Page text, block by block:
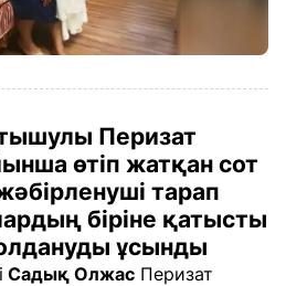
Перизат
өтіп жатқан сот
тарап
біріне қатысты
ұсынды
Садық Олжас Перизат